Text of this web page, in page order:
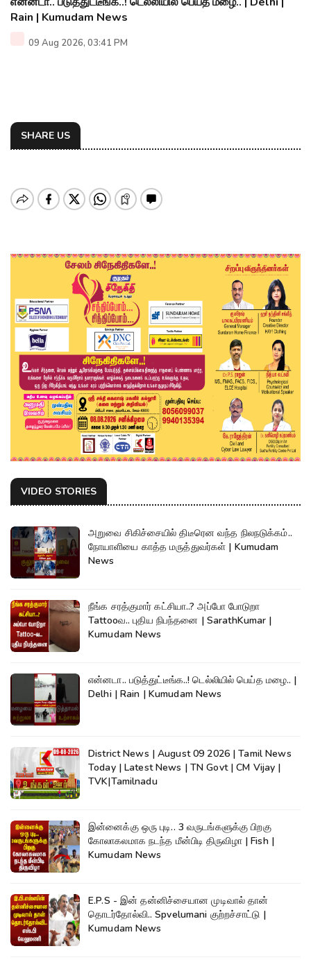
Rain | Kumudam News
09 Aug 2026, 03:41 PM
SHARE US
VIDEO STORIES
அறுவை சிகிச்சையில் திடீரென வந்த நிலநடுக்கம்..
நோயாளியை காத்த மருத்துவர்கள் | Kumudam
News
நீங்க சரத்குமார் கட்சியா..? அப்போ போடுறா
Tattooவ.. புதிய நிபந்தனை | SarathKumar |
Kumudam News
என்னடா.. படுத்துட்டீங்க..! டெல்லியில் பெய்த மழை.. |
Delhi | Rain | Kumudam News
District News | August 09 2026 | Tamil News
Today | Latest News | TN Govt | CM Vijay |
TVK|Tamilnadu
இன்னைக்கு ஒரு புடி.. 3 வருடங்களுக்கு பிறகு
கோலாகலமாக நடந்த மீன்பிடி திருவிழா | Fish |
Kumudam News
E.P.S - இன் தன்னிச்சையான முடிவால் தான்
தொடர்தோல்வி.. Spvelumani குற்றச்சாட்டு |
Kumudam News